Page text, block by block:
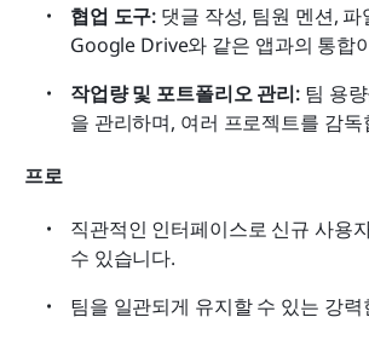
협업 도구: 댓글 작성, 팀원 멘션, 파
Google Drive와 같은 앱과의 통합
작업량 및 포트폴리오 관리: 팀 용
을 관리하며, 여러 프로젝트를 감독
프로
직관적인 인터페이스로 신규 사용
수 있습니다.
팀을 일관되게 유지할 수 있는 강력